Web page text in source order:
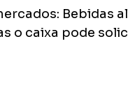
Bebidas
o caixa pode